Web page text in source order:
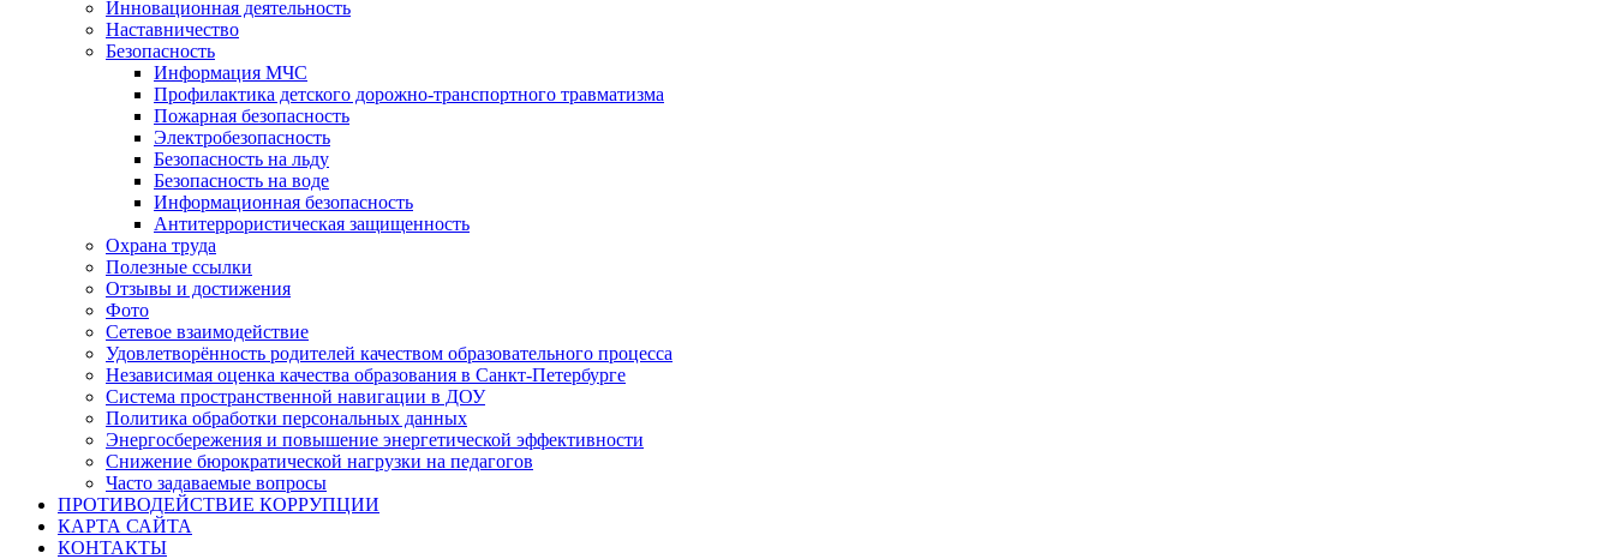
Инновационная деятельность
Наставничество
Безопасность
Информация МЧС
Профилактика детского дорожно-транспортного травматизма
Пожарная безопасность
Электробезопасность
Безопасность на льду
Безопасность на воде
Информационная безопасность
Антитеррористическая защищенность
Охрана труда
Полезные ссылки
Отзывы и достижения
Фото
Сетевое взаимодействие
Удовлетворённость родителей качеством образовательного процесса
Независимая оценка качества образования в Санкт-Петербурге
Система пространственной навигации в ДОУ
Политика обработки персональных данных
Энергосбережения и повышение энергетической эффективности
Снижение бюрократической нагрузки на педагогов
Часто задаваемые вопросы
ПРОТИВОДЕЙСТВИЕ КОРРУПЦИИ
КАРТА САЙТА
КОНТАКТЫ